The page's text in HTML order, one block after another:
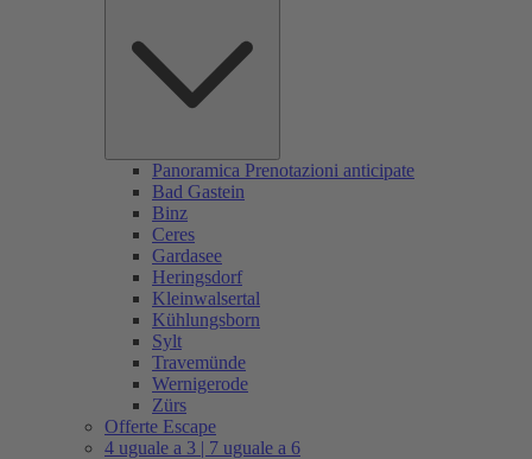
Panoramica Prenotazioni anticipate
Bad Gastein
Binz
Ceres
Gardasee
Heringsdorf
Kleinwalsertal
Kühlungsborn
Sylt
Travemünde
Wernigerode
Zürs
Offerte Escape
4 uguale a 3 | 7 uguale a 6